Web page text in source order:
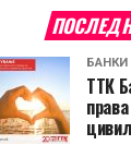
БАНКИ
ТТК